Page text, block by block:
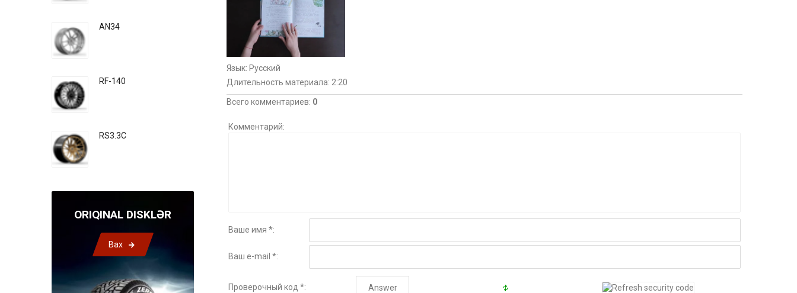
Язык: Русский
Длительность материала: 2:20
Всего комментариев: 0
Комментарий:
Ваше имя *:
Ваш e-mail *:
Проверочный код *:
AN34
RF-140
RS3.3C
ORIQINAL DISKLƏR
Bax